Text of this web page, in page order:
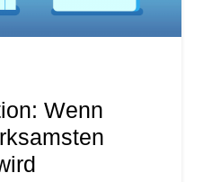
Wenn